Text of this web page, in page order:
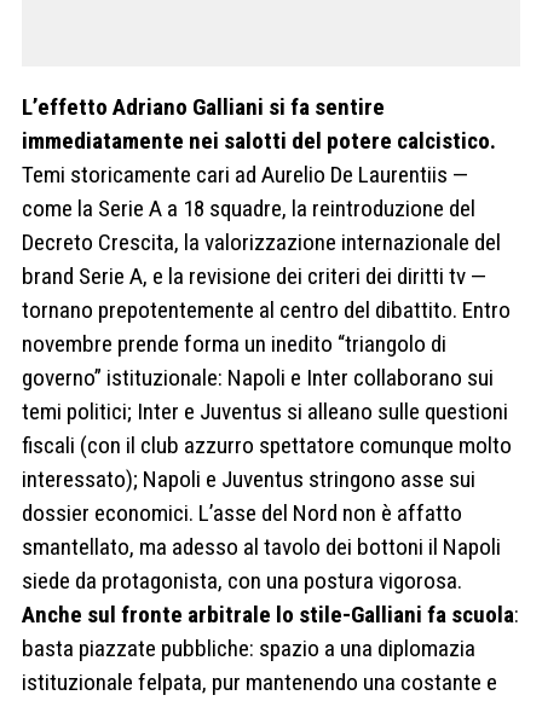
L’effetto Adriano Galliani si fa sentire
immediatamente nei salotti del potere calcistico.
Temi storicamente cari ad Aurelio De Laurentiis —
come la Serie A a 18 squadre, la reintroduzione del
Decreto Crescita, la valorizzazione internazionale del
brand Serie A, e la revisione dei criteri dei diritti tv —
tornano prepotentemente al centro del dibattito. Entro
novembre prende forma un inedito “triangolo di
governo” istituzionale: Napoli e Inter collaborano sui
temi politici; Inter e Juventus si alleano sulle questioni
fiscali (con il club azzurro spettatore comunque molto
interessato); Napoli e Juventus stringono asse sui
dossier economici. L’asse del Nord non è affatto
smantellato, ma adesso al tavolo dei bottoni il Napoli
siede da protagonista, con una postura vigorosa.
Anche sul fronte arbitrale lo stile-Galliani fa scuola:
basta piazzate pubbliche: spazio a una diplomazia
istituzionale felpata, pur mantenendo una costante e